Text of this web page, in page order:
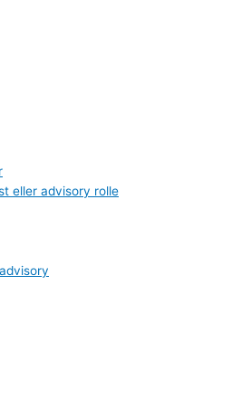
eller advisory rolle